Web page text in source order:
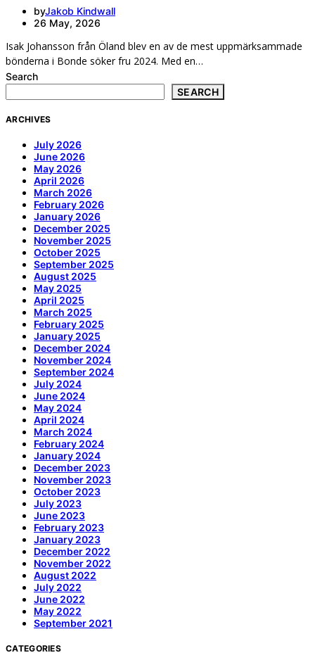
byJakob Kindwall
26 May, 2026
Isak Johansson från Öland blev en av de mest uppmärksammade
bönderna i Bonde söker fru 2024. Med en…
Search
SEARCH
ARCHIVES
July 2026
June 2026
May 2026
April 2026
March 2026
February 2026
January 2026
December 2025
November 2025
October 2025
September 2025
August 2025
May 2025
April 2025
March 2025
February 2025
January 2025
December 2024
November 2024
September 2024
July 2024
June 2024
May 2024
April 2024
March 2024
February 2024
January 2024
December 2023
November 2023
October 2023
July 2023
June 2023
February 2023
January 2023
December 2022
November 2022
August 2022
July 2022
June 2022
May 2022
September 2021
CATEGORIES